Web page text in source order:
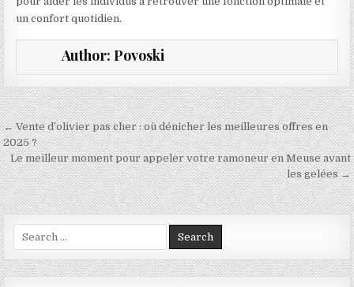
un confort quotidien.
Author: Povoski
Navigation de l’article
← Vente d’olivier pas cher : où dénicher les meilleures offres en
2025 ?
Le meilleur moment pour appeler votre ramoneur en Meuse avant
les gelées →
Search for: